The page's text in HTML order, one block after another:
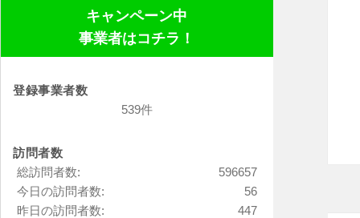
キャンペーン中
事業者はコチラ！
登録事業者数
539件
訪問者数
596657
総訪問者数:
56
今日の訪問者数:
447
昨日の訪問者数: